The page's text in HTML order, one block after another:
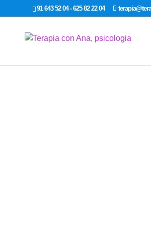
google-site-verification:
91 643 52 04 - 625 82 22 04